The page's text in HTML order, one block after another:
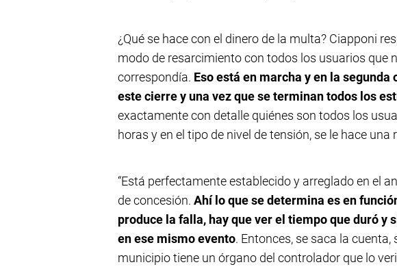
¿Qué se hace con el dinero de la multa? Ciapponi
modo de resarcimiento con todos los usuarios que
correspondía. Eso está en marcha y en la
este cierre y una vez que se terminan todos los
exactamente con detalle quiénes son todos los
horas y en el tipo de nivel de tensión, se le hace una
“Está perfectamente establecido y arreglado en el
de concesión. Ahí lo que se determina es en
produce la falla, hay que ver el tiempo que duró y
en ese mismo evento. Entonces, se saca la cuenta,
municipio tiene un órgano del controlador que lo